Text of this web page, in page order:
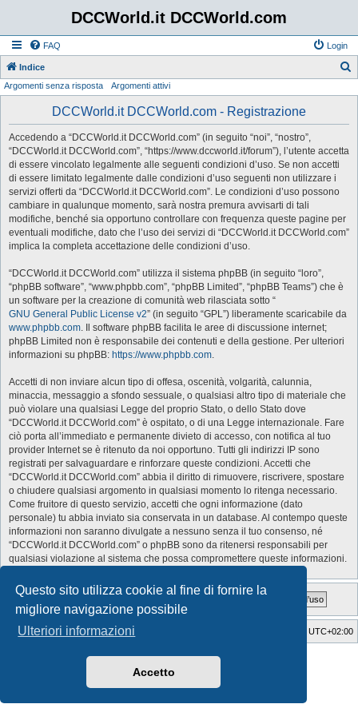
Questo sito utilizza cookie al fine di fornire la
migliore navigazione possibile
Ulteriori informazioni
Accetto
DCCWorld.it DCCWorld.com
FAQ Login
Indice
Argomenti senza risposta Argomenti attivi
DCCWorld.it DCCWorld.com - Registrazione
Accedendo a “DCCWorld.it DCCWorld.com” (in seguito “noi”, “nostro”,
“DCCWorld.it DCCWorld.com”, “https://www.dccworld.it/forum”), l’utente accetta
di essere vincolato legalmente alle seguenti condizioni d’uso. Se non accetti
di essere limitato legalmente dalle condizioni d’uso seguenti non utilizzare i
servizi offerti da “DCCWorld.it DCCWorld.com”. Le condizioni d’uso possono
cambiare in qualunque momento, sarà nostra premura avvisarti di tali
modifiche, benché sia opportuno controllare con frequenza queste pagine per
eventuali modifiche, dato che l’uso dei servizi di “DCCWorld.it DCCWorld.com”
implica la completa accettazione delle condizioni d’uso.
“DCCWorld.it DCCWorld.com” utilizza il sistema phpBB (in seguito “loro”,
“phpBB software”, “www.phpbb.com”, “phpBB Limited”, “phpBB Teams”) che è
un software per la creazione di comunità web rilasciata sotto “
GNU General Public License v2” (in seguito “GPL”) liberamente scaricabile da
www.phpbb.com. Il software phpBB facilita le aree di discussione internet;
phpBB Limited non è responsabile dei contenuti e della gestione. Per ulteriori
informazioni su phpBB: https://www.phpbb.com.
Accetti di non inviare alcun tipo di offesa, oscenità, volgarità, calunnia,
minaccia, messaggio a sfondo sessuale, o qualsiasi altro tipo di materiale che
può violare una qualsiasi Legge del proprio Stato, o dello Stato dove
“DCCWorld.it DCCWorld.com” è ospitato, o di una Legge internazionale. Fare
ciò porta all’immediato e permanente divieto di accesso, con notifica al tuo
provider Internet se è ritenuto da noi opportuno. Tutti gli indirizzi IP sono
registrati per salvaguardare e rinforzare queste condizioni. Accetti che
“DCCWorld.it DCCWorld.com” abbia il diritto di rimuovere, riscrivere, spostare
o chiudere qualsiasi argomento in qualsiasi momento lo ritenga necessario.
Come fruitore di questo servizio, accetti che ogni informazione (dato
personale) tu abbia inviato sia conservata in un database. Al contempo queste
informazioni non saranno divulgate a nessuno senza il tuo consenso, né
“DCCWorld.it DCCWorld.com” o phpBB sono da ritenersi responsabili per
qualsiasi violazione al sistema che possa compromettere queste informazioni.
Indice UTC+02:00
Style Developer by ©GTA game
phpBB